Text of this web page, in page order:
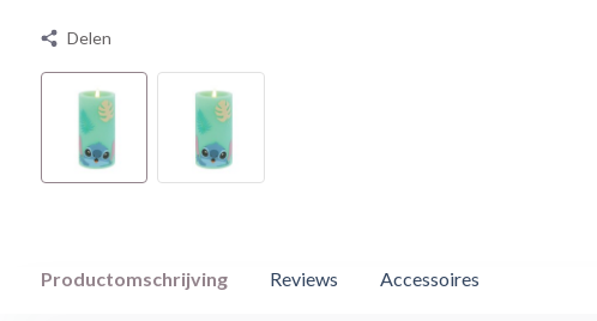
Delen
Productomschrijving Reviews Accessoires